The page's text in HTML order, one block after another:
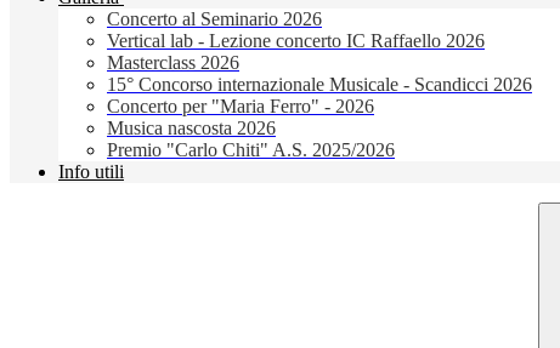
Concerto al Seminario 2026
Vertical lab - Lezione concerto IC Raffaello 2026
Masterclass 2026
15° Concorso internazionale Musicale - Scandicci 2026
Concerto per "Maria Ferro" - 2026
Musica nascosta 2026
Premio "Carlo Chiti" A.S. 2025/2026
Info utili